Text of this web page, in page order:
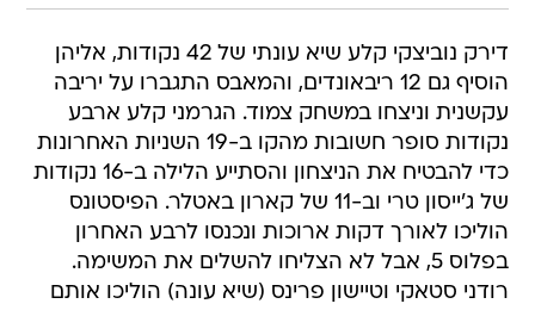
דירק נוביצקי קלע שיא עונתי של 42 נקודות, אליהן
הוסיף גם 12 ריבאונדים, והמאבס התגברו על יריבה
עקשנית וניצחו במשחק צמוד. הגרמני קלע ארבע
נקודות סופר חשובות מהקו ב-19 השניות האחרונות
כדי להבטיח את הניצחון והסתייע הלילה ב-16 נקודות
של ג'ייסון טרי וב-11 של קארון באטלר. הפיסטונס
הוליכו לאורך דקות ארוכות ונכנסו לרבע האחרון
בפלוס 5, אבל לא הצליחו להשלים את המשימה.
רודני סטאקי וטיישון פרינס (שיא עונה) הוליכו אותם